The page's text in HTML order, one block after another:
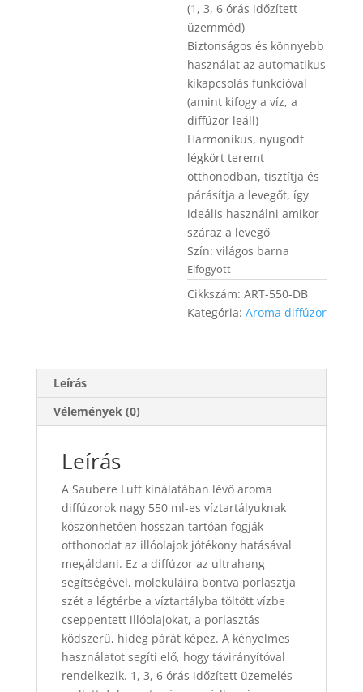
(1, 3, 6 órás időzített
üzemmód)
Biztonságos és könnyebb
használat az automatikus
kikapcsolás funkcióval
(amint kifogy a víz, a
diffúzor leáll)
Harmonikus, nyugodt
légkört teremt
otthonodban, tisztítja és
párásítja a levegőt, így
ideális használni amikor
száraz a levegő
Szín: világos barna
Elfogyott
Cikkszám:ART-550-DB
Kategória:Aroma diffúzor
Leírás
Vélemények (0)
Leírás
A Saubere Luft kínálatában lévő aroma
diffúzorok nagy 550 ml-es víztartályuknak
köszönhetően hosszan tartóan fogják
otthonodat az illóolajok jótékony hatásával
megáldani. Ez a diffúzor az ultrahang
segítségével, molekuláira bontva porlasztja
szét a légtérbe a víztartályba töltött vízbe
cseppentett illóolajokat, a porlasztás
ködszerű, hideg párát képez. A kényelmes
használatot segíti elő, hogy távirányítóval
rendelkezik. 1, 3, 6 órás időzített üzemelés